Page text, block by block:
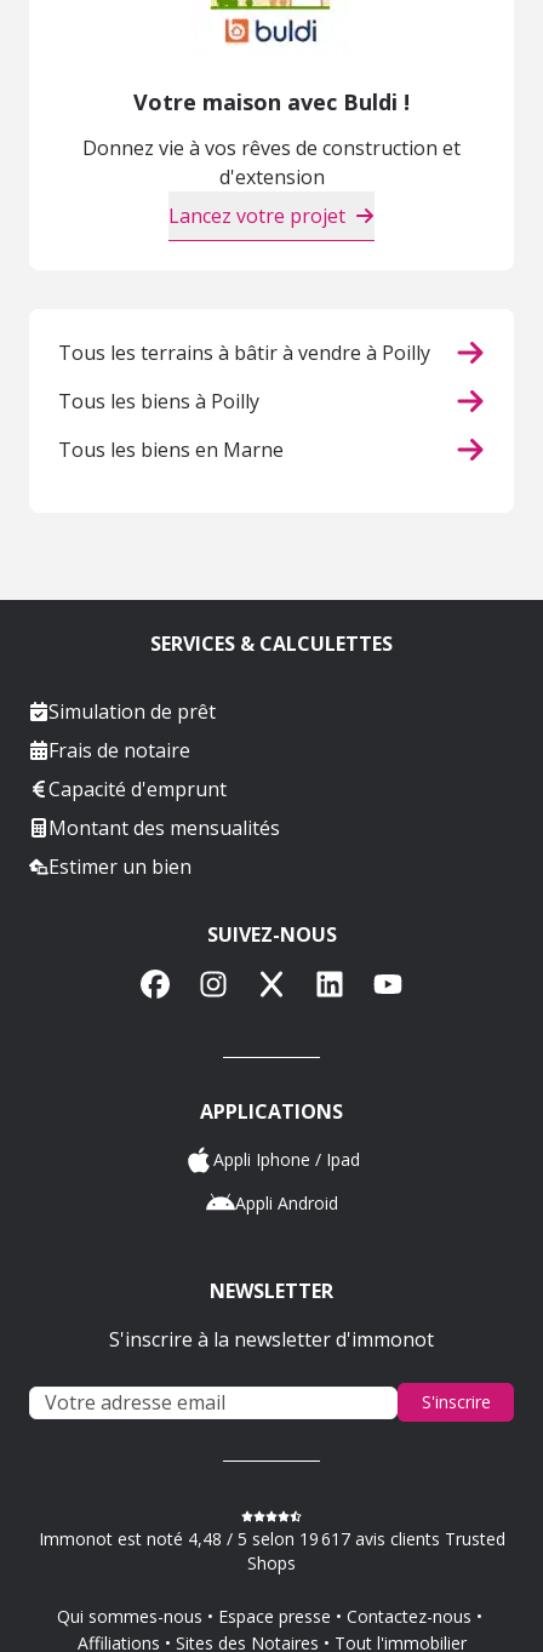
Votre maison avec Buldi !
Donnez vie à vos rêves de construction et
d'extension
Lancez votre projet
Tous les terrains à bâtir à vendre à Poilly
Tous les biens à Poilly
Tous les biens en Marne
SERVICES & CALCULETTES
Simulation de prêt
Frais de notaire
Capacité d'emprunt
Montant des mensualités
Estimer un bien
SUIVEZ-NOUS
FacebookInstagram
X LinkedInYouTube
APPLICATIONS
Appli Iphone / Ipad
Appli Android
NEWSLETTER
S'inscrire à la newsletter d'immonot
S'inscrire
Immonot est noté 4,48 / 5 selon 19 617 avis clients Trusted
Shops
Qui sommes-nous Espace presse
Contactez-nous
Affiliations
Sites des Notaires Tout l'immobilier